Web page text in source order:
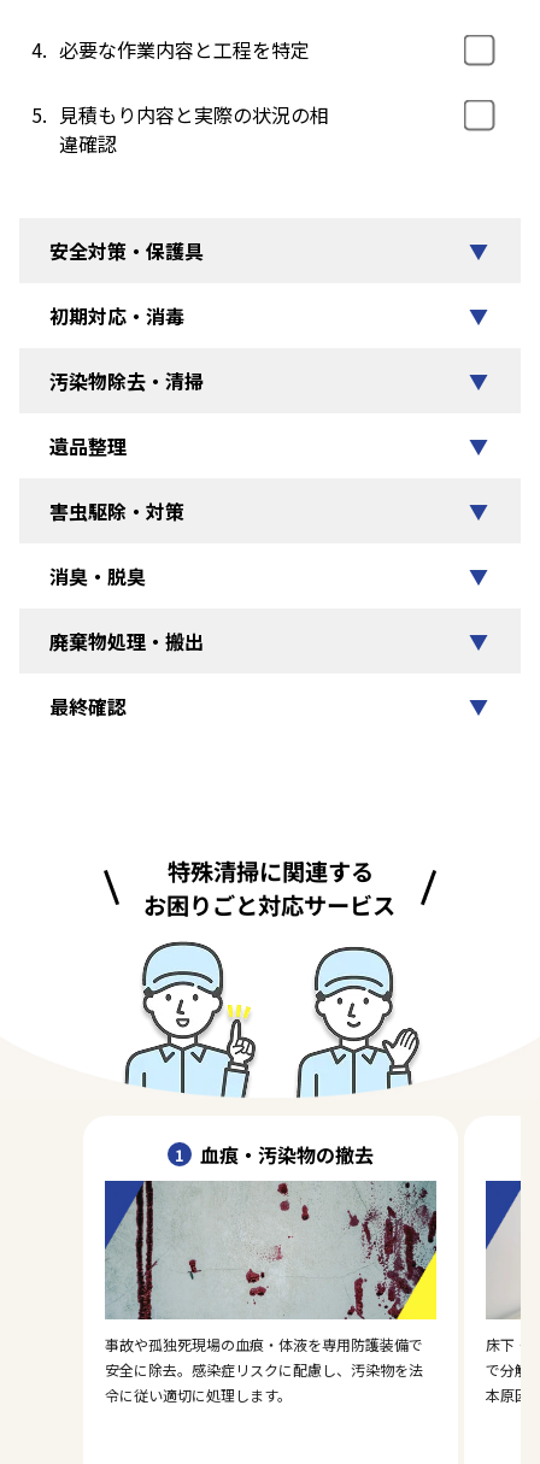
4. 必要な作業内容と工程を特定
5. 見積もり内容と実際の状況の相
違確認
安全対策・保護具 ▼
初期対応・消毒 ▼
汚染物除去・清掃 ▼
遺品整理 ▼
害虫駆除・対策 ▼
消臭・脱臭 ▼
廃棄物処理・搬出 ▼
最終確認 ▼
特殊清掃に関連する
お困りごと対応サービス
1 血痕・汚染物の撤去
事故や孤独死現場の血痕・体液を専用防護装備で
安全に除去。感染症リスクに配慮し、汚染物を法
令に従い適切に処理します。
床下・
で分解
本原因